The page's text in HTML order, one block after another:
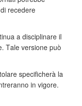
recedere
a disciplinare il
Tale versione può
specificherà la
in vigore.